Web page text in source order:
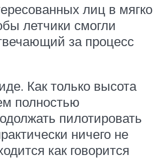
лиц в мягко
летчики смогли
за процесс
Как только высота
полностью
пилотировать
ничего не
как говорится